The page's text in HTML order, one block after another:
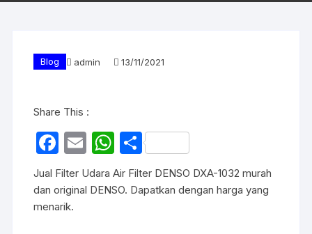
Blog admin 13/11/2021
Share This :
F
a
c
e
E
m
ail
W
h
at
S
h
ar
Jual Filter Udara Air Filter DENSO DXA-1032 murah
dan original DENSO. Dapatkan dengan harga yang
menarik.